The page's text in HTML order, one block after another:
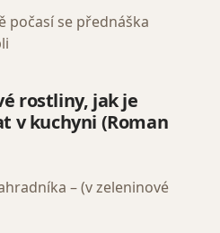
počasí se přednáška
rostliny, jak je
v kuchyni (Roman
– (v zeleninové